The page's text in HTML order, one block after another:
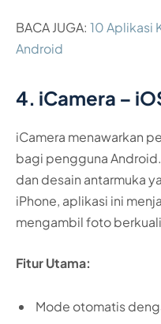
BACA JUGA: 10 Aplikasi
Android
4. iCamera –
iCamera menawarkan
bagi pengguna
dan desain antarmuka
iPhone, aplikasi ini
mengambil foto
Fitur Utama:
Mode otomatis